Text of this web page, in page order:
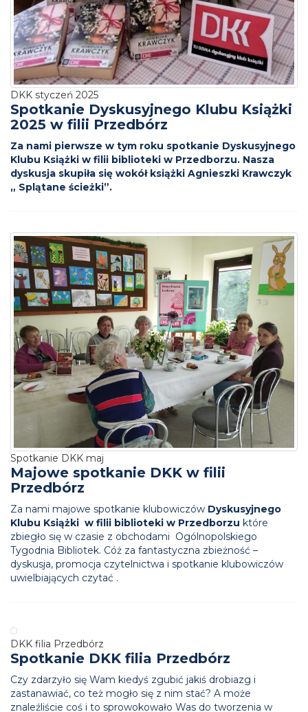
DKK styczeń 2025
Spotkanie Dyskusyjnego Klubu Książki
2025 w filii Przedbórz
Za nami pierwsze w tym roku spotkanie Dyskusyjnego
Klubu Książki w filii biblioteki w Przedborzu. Nasza
dyskusja skupiła się wokół książki Agnieszki Krawczyk
„ Splątane ścieżki”.
Spotkanie DKK maj
Majowe spotkanie DKK w filii
Przedbórz
Za nami majowe spotkanie klubowiczów Dyskusyjnego
Klubu Książki w filii biblioteki w Przedborzu które
zbiegło się w czasie z obchodami Ogólnopolskiego
Tygodnia Bibliotek. Cóż za fantastyczna zbieżność –
dyskusja, promocja czytelnictwa i spotkanie klubowiczów
uwielbiających czytać .
DKK filia Przedbórz
Spotkanie DKK filia Przedbórz
Czy zdarzyło się Wam kiedyś zgubić jakiś drobiazg i
zastanawiać, co też mogło się z nim stać? A może
znaleźliście coś i to sprowokowało Was do tworzenia w